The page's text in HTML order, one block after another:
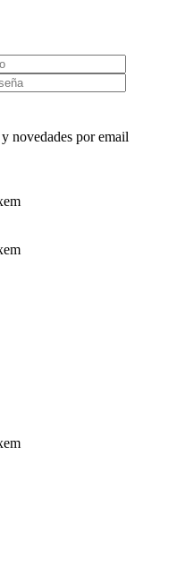
novedades por email